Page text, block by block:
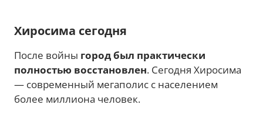
Хиросима сегодня
После войны город был практически
полностью восстановлен. Сегодня Хиросима
— современный мегаполис с населением
более миллиона человек.